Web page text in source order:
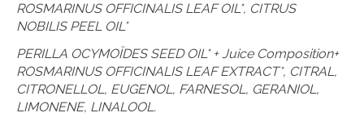
ROSMARINUS OFFICINALIS LEAF OIL*, CITRUS
NOBILIS PEEL OIL*
PERILLA OCYMOÏDES SEED OIL* + Juice Composition+
ROSMARINUS OFFICINALIS LEAF EXTRACT*, CITRAL,
CITRONELLOL, EUGENOL, FARNESOL, GERANIOL,
LIMONENE, LINALOOL.